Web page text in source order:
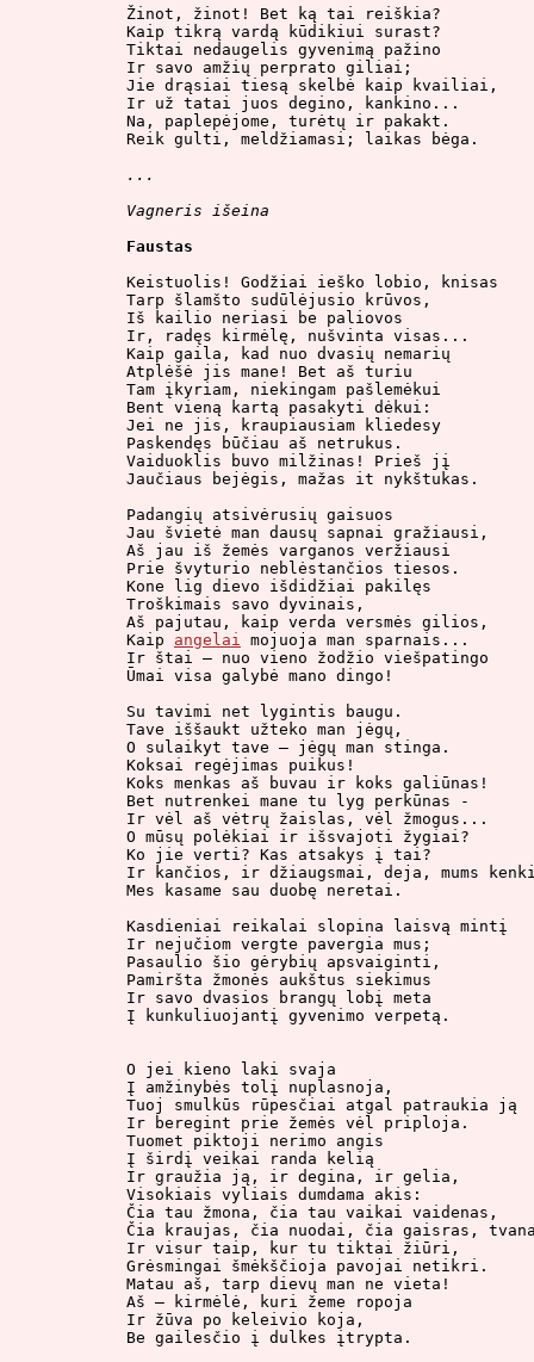
Žinot, žinot! Bet ką tai reiškia?
Kaip tikrą vardą kūdikiui surast?
Tiktai nedaugelis gyvenimą pažino
Ir savo amžių perprato giliai;
Jie drąsiai tiesą skelbė kaip kvailiai,
Ir už tatai juos degino, kankino...
Na, paplepėjome, turėtų ir pakakt.
Reik gulti, meldžiamasi; laikas bėga.
...
Vagneris išeina
Faustas
Keistuolis! Godžiai ieško lobio, knisas
Tarp šlamšto sudūlėjusio krūvos,
Iš kailio neriasi be paliovos
Ir, radęs kirmėlę, nušvinta visas...
Kaip gaila, kad nuo dvasių nemarių
Atplėšė jis mane! Bet aš turiu
Tam įkyriam, niekingam pašlemėkui
Bent vieną kartą pasakyti dėkui:
Jei ne jis, kraupiausiam kliedesy
Paskendęs būčiau aš netrukus.
Vaiduoklis buvo milžinas! Prieš jį
Jaučiaus bejėgis, mažas it nykštukas.
Padangių atsivėrusių gaisuos
Jau švietė man dausų sapnai gražiausi,
Aš jau iš žemės varganos veržiausi
Prie švyturio neblėstančios tiesos.
Kone lig dievo išdidžiai pakilęs
Troškimais savo dyvinais,
Aš pajutau, kaip verda versmės gilios,
Kaip angelai
mojuoja man sparnais...
Ir štai – nuo vieno žodžio viešpatingo
Ūmai visa galybė mano dingo!
Su tavimi net lygintis baugu.
Tave iššaukt užteko man jėgų,
O sulaikyt tave – jėgų man stinga.
Koksai regėjimas puikus!
Koks menkas aš buvau ir koks galiūnas!
Bet nutrenkei mane tu lyg perkūnas -
Ir vėl aš vėtrų žaislas, vėl žmogus...
O mūsų polėkiai ir išsvajoti žygiai?
Ko jie verti? Kas atsakys į tai?
Ir kančios, ir džiaugsmai, deja, mums
Mes kasame sau duobę neretai.
Kasdieniai reikalai slopina laisvą mintį
Ir nejučiom vergte pavergia mus;
Pasaulio šio gėrybių apsvaiginti,
Pamiršta žmonės aukštus siekimus
Ir savo dvasios brangų lobį meta
Į kunkuliuojantį gyvenimo verpetą.
O jei kieno laki svaja
Į amžinybės tolį nuplasnoja,
Tuoj smulkūs rūpesčiai atgal patraukia ją
Ir beregint prie žemės vėl priploja.
Tuomet piktoji nerimo angis
Į širdį veikai randa kelią
Ir graužia ją, ir degina, ir gelia,
Visokiais vyliais dumdama akis:
Čia tau žmona, čia tau vaikai vaidenas,
Čia kraujas, čia nuodai, čia gaisras,
Ir visur taip, kur tu tiktai žiūri,
Grėsmingai šmėkščioja pavojai netikri.
Matau aš, tarp dievų man ne vieta!
Aš – kirmėlė, kuri žeme ropoja
Ir žūva po keleivio koja,
Be gailesčio į dulkes įtrypta.